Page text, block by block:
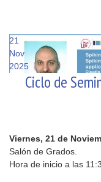
21
Nov
2025
Ciclo de
Viernes, 21 de
Salón de Grados.
Hora de inicio a las